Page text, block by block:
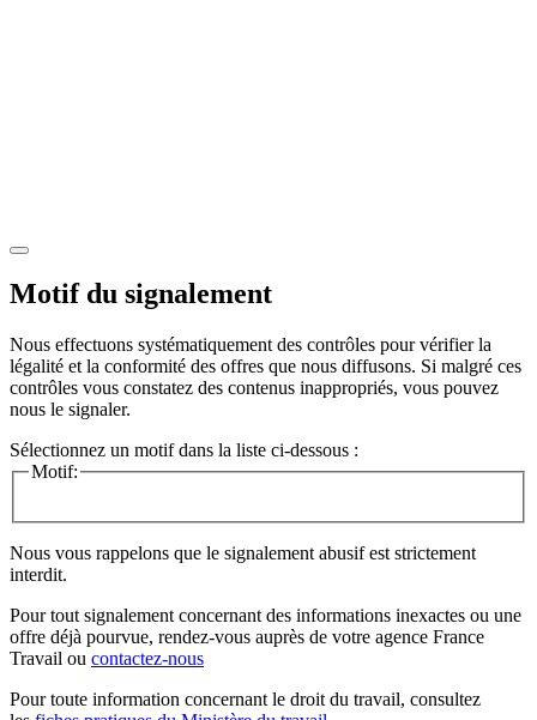
Motif du signalement
Nous effectuons systématiquement des contrôles pour vérifier la
légalité et la conformité des offres que nous diffusons. Si malgré ces
contrôles vous constatez des contenus inappropriés, vous pouvez
nous le signaler.
Sélectionnez un motif dans la liste ci-dessous :
Motif:
Nous vous rappelons que le signalement abusif est strictement
interdit.
Pour tout signalement concernant des informations inexactes ou une
offre déjà pourvue, rendez-vous auprès de votre agence France
Travail ou contactez-nous
Pour toute information concernant le droit du travail, consultez